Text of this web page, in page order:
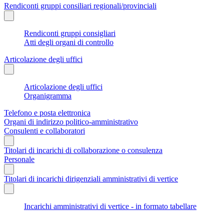
Rendiconti gruppi consiliari regionali/provinciali
Rendiconti gruppi consigliari
Atti degli organi di controllo
Articolazione degli uffici
Articolazione degli uffici
Organigramma
Telefono e posta elettronica
Organi di indirizzo politico-amministrativo
Consulenti e collaboratori
Titolari di incarichi di collaborazione o consulenza
Personale
Titolari di incarichi dirigenziali amministrativi di vertice
Incarichi amministrativi di vertice - in formato tabellare